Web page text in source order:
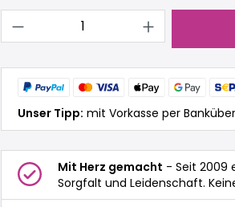
Produkt Anzahl: Gib
Unser Tipp: mit Vorkasse per
Mit Herz gemacht - Seit 2009
Sorgfalt und Leidenschaft.